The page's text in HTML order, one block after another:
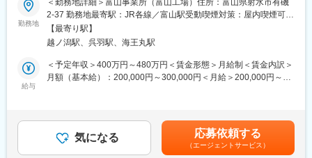
技術開発セクションは富山技術センターで、抗体製造を担ってい
る部署です。セクション内には４つの課があり、抗体製造を担う
培養技術課と精製技術課の他、設備メンテナンスを担うバイオ設
います。バイオ製品の製造プロセスは、茨城県にあるCMC研究所
で開発、構築され、技術開発セクションで製造スケールでのGMP
【はじめに】
今回は、完全未経験OKの医薬品の受託製造を行う当社にて、医薬
品の製造オペレーターを募集します。職種・業界未経験からでも
医薬品の製造でスキルアップが叶います◎主に半固形剤の製造業
務をお任せする想定です。
装等の設備運転を行います。
■清掃・洗浄（作業室、製造設備）
勤務地
＜勤務地詳細＞富山事業所（富山工場）住所：富山県射水市有磯
2-37 勤務地最寄駅：JR各線／富山駅受動喫煙対策：屋内喫煙可能
場所あり変更の範囲：会社の定める事業所
【最寄り駅】
越ノ潟駅、呉羽駅、海王丸駅
給与
＜予定年収＞400万円～480万円＜賃金形態＞月給制＜賃金内訳＞
月額（基本給）：200,000円～300,000円＜月給＞200,000円～
す。■賞与：業績連動／個人評価・勤怠状況により変動■昇給：有
賃金はあくまでも目安の金額であり、選考を通じて上下する可能
性があります。月給(月額)は固定手当を含めた表記です。
気になる 応募依頼する
（エージェントサービス）